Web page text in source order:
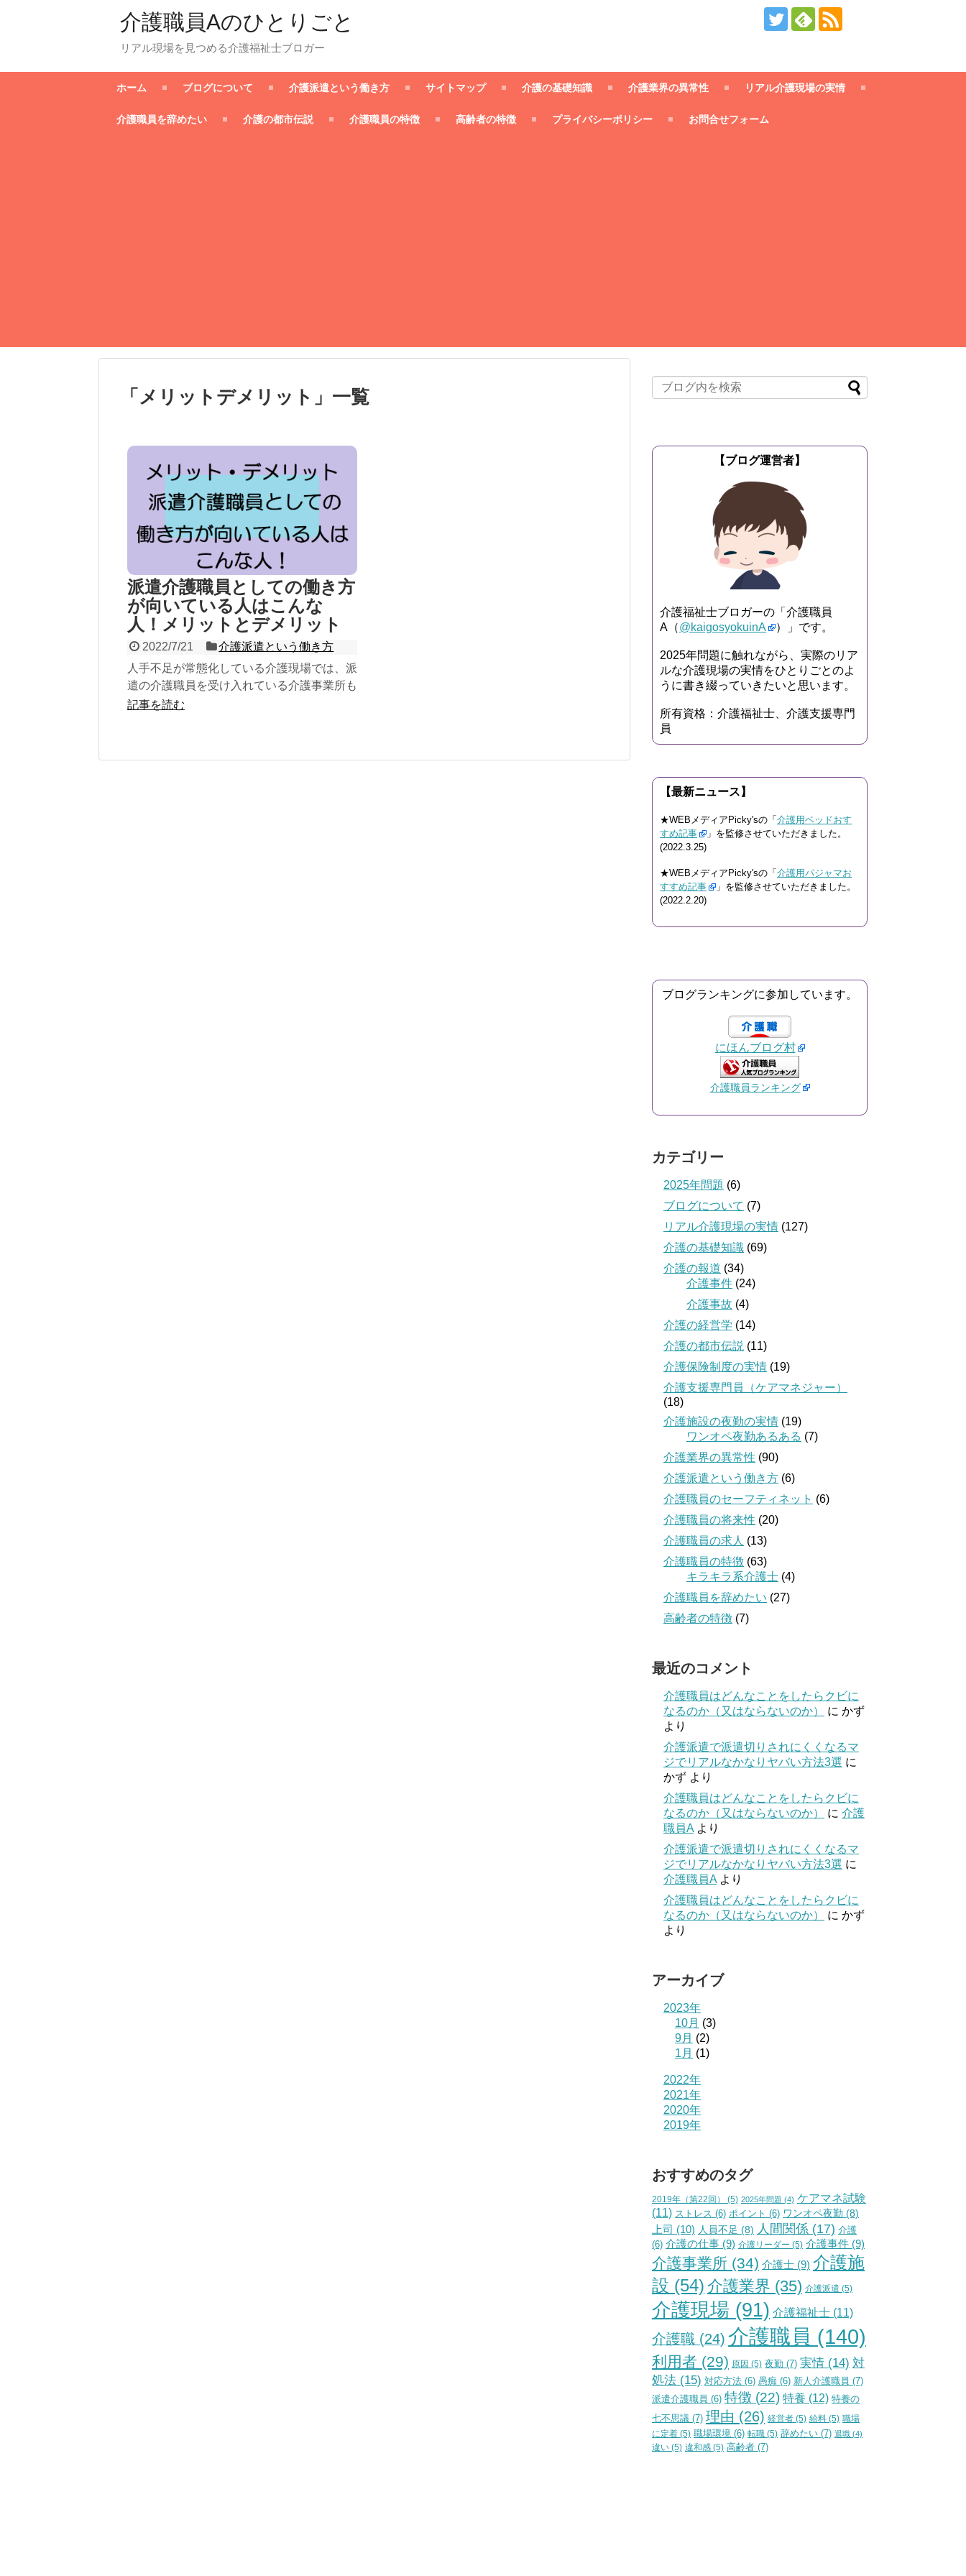
介護職員Aのひとりごと
リアル現場を見つめる介護福祉士ブロガー
ホーム ブログについて 介護派遣という働き方 サイトマップ 介護の基礎知識 介護業界の異常性 リアル介護現場の実情
介護職員を辞めたい 介護の都市伝説 介護職員の特徴 高齢者の特徴 プライバシーポリシー お問合せフォーム
「 メリットデメリット 」 一覧
派遣介護職員としての働き方
が向いている人はこんな
人！メリットとデメリット
2022/7/21
介護派遣という働き方
人手不足が常態化している介護現場では、派
遣の介護職員を受け入れている介護事業所も
多くなってきているようです。 派遣社員と
記事を読む
【ブログ運営者】
介護福祉士ブロガーの「介護職員
A（@kaigosyokuinA ）」です。
2025年問題に触れながら、実際のリア
ルな介護現場の実情をひとりごとのよ
うに書き綴っていきたいと思います。
所有資格：介護福祉士、介護支援専門
員
【最新ニュース】
★WEBメディアPicky'sの「 介護用ベッドおす
すめ記事
」を監修させていただきました。
(2022.3.25)
★WEBメディアPicky'sの「 介護用パジャマお
すすめ記事
」を監修させていただきました。
(2022.2.20)
ブログランキングに参加しています。
にほんブログ村
介護職員ランキング
カテゴリー
2025年問題 (6)
ブログについて (7)
リアル介護現場の実情 (127)
介護の基礎知識 (69)
介護の報道 (34)
介護事件 (24)
介護事故 (4)
介護の経営学 (14)
介護の都市伝説 (11)
介護保険制度の実情 (19)
介護支援専門員（ケアマネジャー）
(18)
介護施設の夜勤の実情 (19)
ワンオペ夜勤あるある (7)
介護業界の異常性 (90)
介護派遣という働き方 (6)
介護職員のセーフティネット (6)
介護職員の将来性 (20)
介護職員の求人 (13)
介護職員の特徴 (63)
キラキラ系介護士 (4)
介護職員を辞めたい (27)
高齢者の特徴 (7)
最近のコメント
介護職員はどんなことをしたらクビに
なるのか（又はならないのか）
に かず
より
介護派遣で派遣切りされにくくなるマ
ジでリアルなかなりヤバい方法3選 に
かず より
介護職員はどんなことをしたらクビに
なるのか（又はならないのか）
に 介護
職員A より
介護派遣で派遣切りされにくくなるマ
ジでリアルなかなりヤバい方法3選 に
介護職員A より
介護職員はどんなことをしたらクビに
なるのか（又はならないのか）
に かず
より
アーカイブ
2023年
10月 (3)
9月 (2)
1月 (1)
2022年
2021年
2020年
2019年
おすすめのタグ
2019年（第22回） (5) 2025年問題 (4) ケアマネ試験
(11) ストレス (6) ポイント (6) ワンオペ夜勤 (8)
上司 (10) 人員不足 (8) 人間関係 (17) 介護
(6) 介護の仕事 (9) 介護リーダー (5) 介護事件 (9)
介護事業所 (34) 介護士 (9) 介護施
設 (54) 介護業界 (35) 介護派遣 (5)
介護現場 (91) 介護福祉士 (11)
介護職 (24) 介護職員 (140)
利用者 (29) 原因 (5) 夜勤 (7) 実情 (14) 対
処法 (15) 対応方法 (6) 愚痴 (6) 新人介護職員 (7)
派遣介護職員 (6) 特徴 (22) 特養 (12) 特養の
七不思議 (7) 理由 (26) 経営者 (5) 給料 (5) 職場
に定着 (5) 職場環境 (6) 転職 (5) 辞めたい (7) 退職 (4)
違い (5) 違和感 (5) 高齢者 (7)